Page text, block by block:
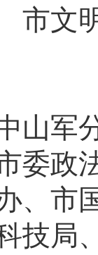
市文
山军
委政
、市
技局